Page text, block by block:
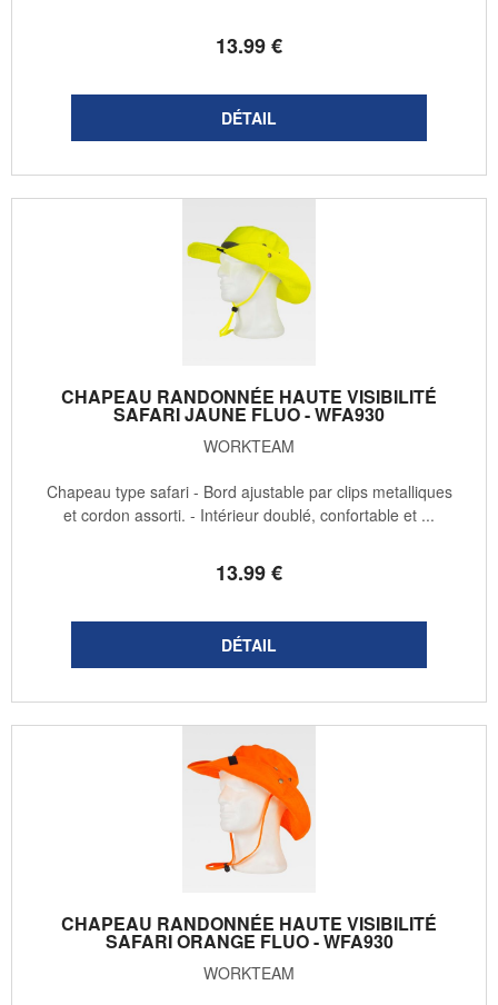
13.99€
CHAPEAU RANDONNÉE HAUTE VISIBILITÉ
SAFARI JAUNE FLUO - WFA930
WORKTEAM
13.99€
Chapeau type safari - Bord ajustable par clips metalliques
et cordon assorti. - Intérieur doublé, confortable et ...
CHAPEAU RANDONNÉE HAUTE VISIBILITÉ
SAFARI ORANGE FLUO - WFA930
WORKTEAM